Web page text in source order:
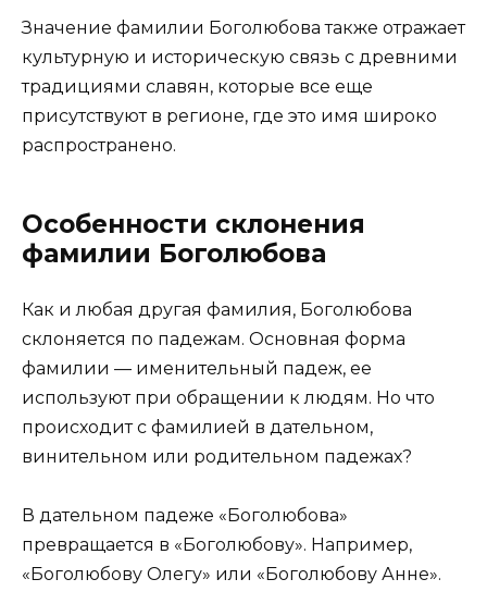
Значение фамилии Боголюбова также отражает
культурную и историческую связь с древними
традициями славян, которые все еще
присутствуют в регионе, где это имя широко
распространено.
Особенности склонения
фамилии Боголюбова
Как и любая другая фамилия, Боголюбова
склоняется по падежам. Основная форма
фамилии — именительный падеж, ее
используют при обращении к людям. Но что
происходит с фамилией в дательном,
винительном или родительном падежах?
В дательном падеже «Боголюбова»
превращается в «Боголюбову». Например,
«Боголюбову Олегу» или «Боголюбову Анне».